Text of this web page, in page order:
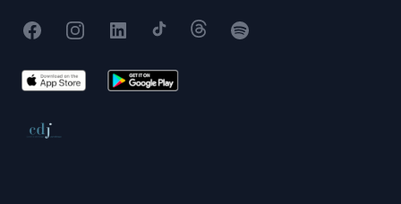
FacebookInstagram
X TikTokThreadsSpotify
App Store Google Play
Conseil de déontologie journalistique